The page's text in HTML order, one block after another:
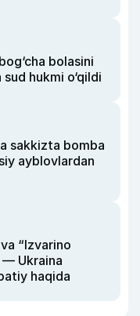
bolasini
hukmi o‘qildi
sakkizta bomba
ayblovlardan
“Izvarino
— Ukraina
haqida